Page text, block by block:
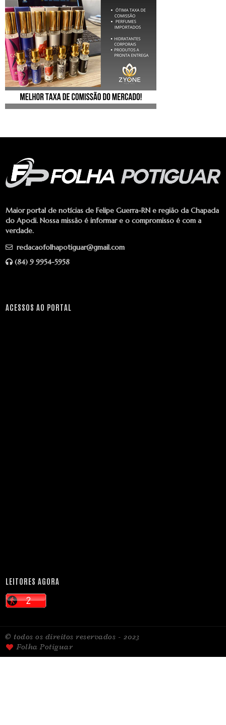
Maior portal de notícias de Felipe Guerra-RN e região da Chapada
do Apodi. Nossa missão é informar e o compromisso é com a
verdade.
redacaofolhapotiguar@gmail.com
(84) 9 9954-5958
ACESSOS AO PORTAL
LEITORES AGORA
© todos os direitos reservados - 2023
Folha Potiguar